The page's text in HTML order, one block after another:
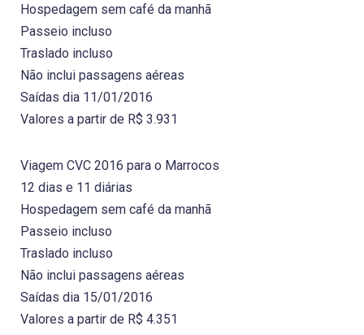
Hospedagem sem café da manhã
Passeio incluso
Traslado incluso
Não inclui passagens aéreas
Saídas dia 11/01/2016
Valores a partir de R$ 3.931
Viagem CVC 2016 para o Marrocos
12 dias e 11 diárias
Hospedagem sem café da manhã
Passeio incluso
Traslado incluso
Não inclui passagens aéreas
Saídas dia 15/01/2016
Valores a partir de R$ 4.351